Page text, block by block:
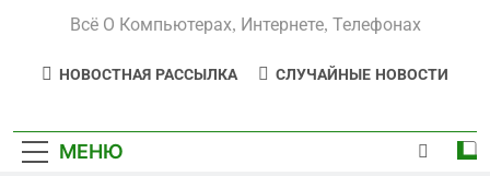
Всё О Компьютерах, Интернете, Телефонах
НОВОСТНАЯ РАССЫЛКА СЛУЧАЙНЫЕ НОВОСТИ
МЕНЮ